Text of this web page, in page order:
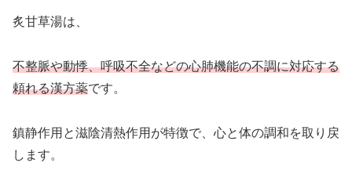
炙甘草湯は、
不整脈や動悸、呼吸不全などの心肺機能の不調に対応する
頼れる漢方薬です。
鎮静作用と滋陰清熱作用が特徴で、心と体の調和を取り戻
します。